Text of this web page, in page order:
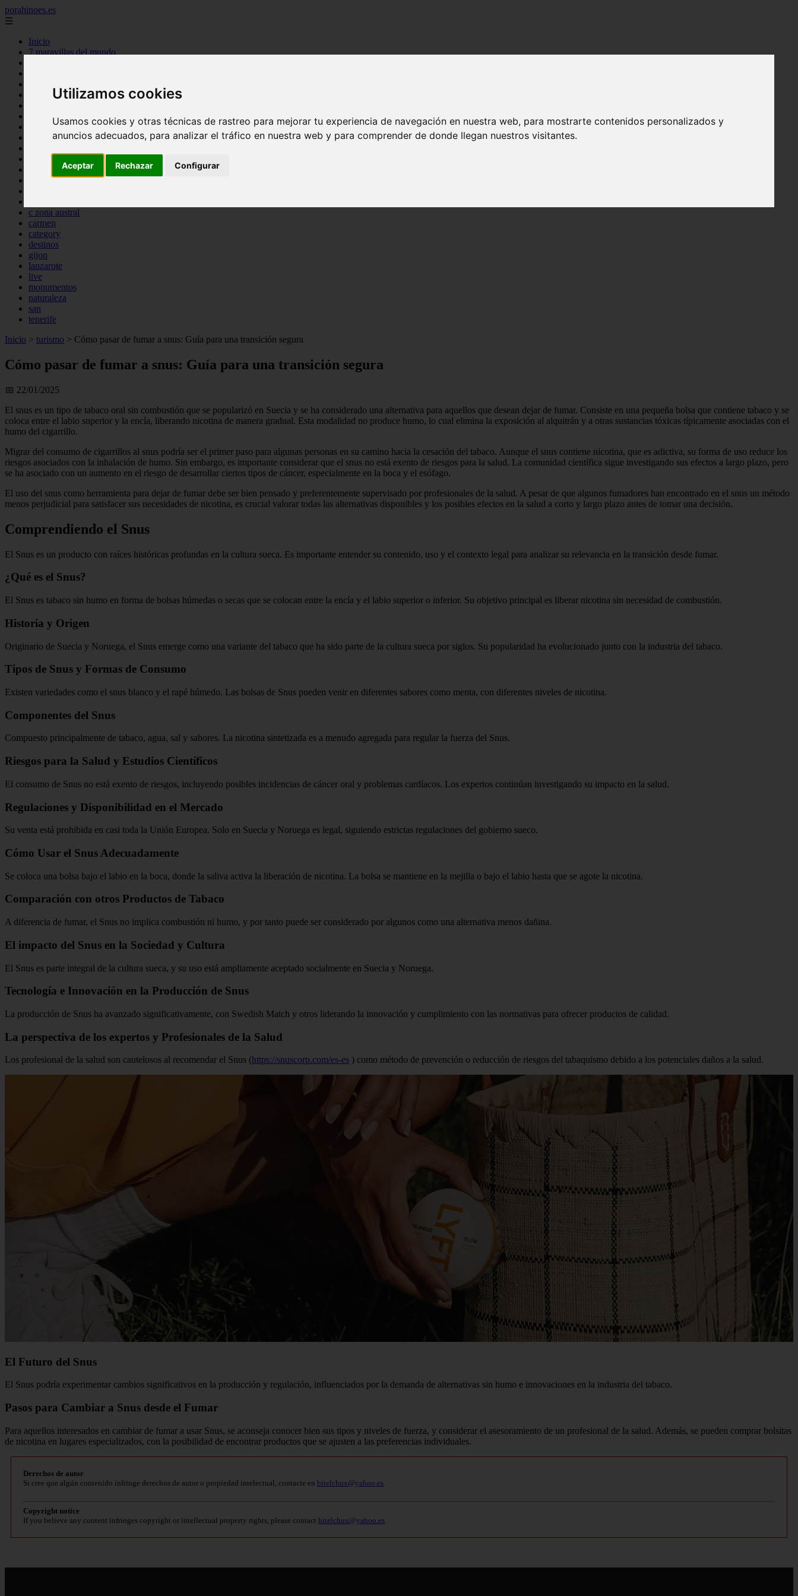
Utilizamos cookies
Usamos cookies y otras técnicas de rastreo para mejorar tu experiencia de navegación en nuestra web, para mostrarte contenidos personalizados y
anuncios adecuados, para analizar el tráfico en nuestra web y para comprender de donde llegan nuestros visitantes.
Aceptar Rechazar Configurar
porahinoes.es
☰
Inicio
7 maravillas del mundo
c buenos aires
c entre rios
c generalidades del pais
c mendoza
c provincias
c rio negro
c santa fe
c zona austral
carmen
category
destinos
gijon
lanzarote
live
monumentos
naturaleza
san
tenerife
Inicio > turismo > Cómo pasar de fumar a snus: Guía para una transición segura
Cómo pasar de fumar a snus: Guía para una transición segura
📅 22/01/2025
El snus es un tipo de tabaco oral sin combustión que se popularizó en Suecia y se ha considerado una alternativa para aquellos que desean dejar de fumar. Consiste en una pequeña bolsa que contiene tabaco y se
coloca entre el labio superior y la encía, liberando nicotina de manera gradual. Esta modalidad no produce humo, lo cual elimina la exposición al alquitrán y a otras sustancias tóxicas típicamente asociadas con el
humo del cigarrillo.
Migrar del consumo de cigarrillos al snus podría ser el primer paso para algunas personas en su camino hacia la cesación del tabaco. Aunque el snus contiene nicotina, que es adictiva, su forma de uso reduce los
riesgos asociados con la inhalación de humo. Sin embargo, es importante considerar que el snus no está exento de riesgos para la salud. La comunidad científica sigue investigando sus efectos a largo plazo, pero
se ha asociado con un aumento en el riesgo de desarrollar ciertos tipos de cáncer, especialmente en la boca y el esófago.
El uso del snus como herramienta para dejar de fumar debe ser bien pensado y preferentemente supervisado por profesionales de la salud. A pesar de que algunos fumadores han encontrado en el snus un método
menos perjudicial para satisfacer sus necesidades de nicotina, es crucial valorar todas las alternativas disponibles y los posibles efectos en la salud a corto y largo plazo antes de tomar una decisión.
Comprendiendo el Snus
El Snus es un producto con raíces históricas profundas en la cultura sueca. Es importante entender su contenido, uso y el contexto legal para analizar su relevancia en la transición desde fumar.
¿Qué es el Snus?
El Snus es tabaco sin humo en forma de bolsas húmedas o secas que se colocan entre la encía y el labio superior o inferior. Su objetivo principal es liberar nicotina sin necesidad de combustión.
Historia y Origen
Originario de Suecia y Noruega, el Snus emerge como una variante del tabaco que ha sido parte de la cultura sueca por siglos. Su popularidad ha evolucionado junto con la industria del tabaco.
Tipos de Snus y Formas de Consumo
Existen variedades como el snus blanco y el rapé húmedo. Las bolsas de Snus pueden venir en diferentes sabores como menta, con diferentes niveles de nicotina.
Componentes del Snus
Compuesto principalmente de tabaco, agua, sal y sabores. La nicotina sintetizada es a menudo agregada para regular la fuerza del Snus.
Riesgos para la Salud y Estudios Científicos
El consumo de Snus no está exento de riesgos, incluyendo posibles incidencias de cáncer oral y problemas cardíacos. Los expertos continúan investigando su impacto en la salud.
Regulaciones y Disponibilidad en el Mercado
Su venta está prohibida en casi toda la Unión Europea. Solo en Suecia y Noruega es legal, siguiendo estrictas regulaciones del gobierno sueco.
Cómo Usar el Snus Adecuadamente
Se coloca una bolsa bajo el labio en la boca, donde la saliva activa la liberación de nicotina. La bolsa se mantiene en la mejilla o bajo el labio hasta que se agote la nicotina.
Comparación con otros Productos de Tabaco
A diferencia de fumar, el Snus no implica combustión ni humo, y por tanto puede ser considerado por algunos como una alternativa menos dañina.
El impacto del Snus en la Sociedad y Cultura
El Snus es parte integral de la cultura sueca, y su uso está ampliamente aceptado socialmente en Suecia y Noruega.
Tecnología e Innovación en la Producción de Snus
La producción de Snus ha avanzado significativamente, con Swedish Match y otros liderando la innovación y cumplimiento con las normativas para ofrecer productos de calidad.
La perspectiva de los expertos y Profesionales de la Salud
Los profesional de la salud son cautelosos al recomendar el Snus (https://snuscorp.com/es-es ) como método de prevención o reducción de riesgos del tabaquismo debido a los potenciales daños a la salud.
El Futuro del Snus
El Snus podría experimentar cambios significativos en la producción y regulación, influenciados por la demanda de alternativas sin humo e innovaciones en la industria del tabaco.
Pasos para Cambiar a Snus desde el Fumar
Para aquellos interesados en cambiar de fumar a usar Snus, se aconseja conocer bien sus tipos y niveles de fuerza, y considerar el asesoramiento de un profesional de la salud. Además, se pueden comprar bolsitas
de nicotina en lugares especializados, con la posibilidad de encontrar productos que se ajusten a las preferencias individuales.
Derechos de autor
Si cree que algún contenido infringe derechos de autor o propiedad intelectual, contacte en bitelchux@yahoo.es
Copyright notice
If you believe any content infringes copyright or intellectual property rights, please contact bitelchux@yahoo.es